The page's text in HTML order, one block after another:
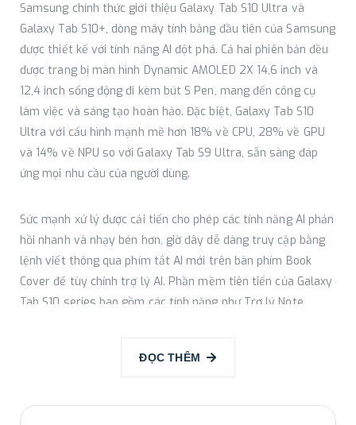
Samsung chính thức giới thiệu Galaxy Tab S10 Ultra và
Galaxy Tab S10+, dòng máy tính bảng đầu tiên của Samsung
được thiết kế với tính năng AI đột phá. Cả hai phiên bản đều
được trang bị màn hình Dynamic AMOLED 2X 14,6 inch và
12,4 inch sống động đi kèm bút S Pen, mang đến công cụ
làm việc và sáng tạo hoàn hảo. Đặc biệt, Galaxy Tab S10
Ultra với cấu hình mạnh mẽ hơn 18% về CPU, 28% về GPU
và 14% về NPU so với Galaxy Tab S9 Ultra, sẵn sàng đáp
ứng mọi nhu cầu của người dùng.
Sức mạnh xử lý được cải tiến cho phép các tính năng AI phản
hồi nhanh và nhạy bén hơn, giờ đây dễ dàng truy cập bằng
lệnh viết thông qua phím tắt AI mới trên bàn phím Book
Cover để tùy chỉnh trợ lý AI. Phần mềm tiên tiến của Galaxy
Tab S10 series bao gồm các tính năng như Trợ lý Note
đóng vai trò như một thiết bị AI gia đình, với Chế độ xem bản
cho ngôi nhà và tất cả các thiết bị được kết nối trong hệ
ĐỌC THÊM